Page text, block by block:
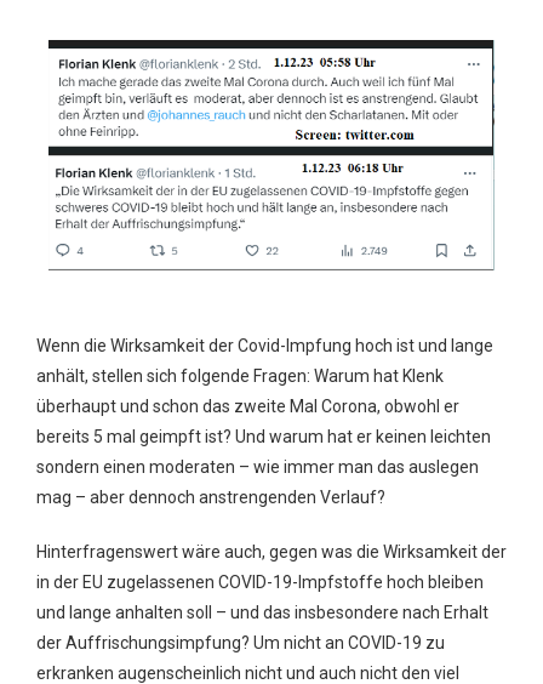
Wenn die Wirksamkeit der Covid-Impfung hoch ist und lange
anhält, stellen sich folgende Fragen: Warum hat Klenk
überhaupt und schon das zweite Mal Corona, obwohl er
bereits 5 mal geimpft ist? Und warum hat er keinen leichten
sondern einen moderaten – wie immer man das auslegen
mag – aber dennoch anstrengenden Verlauf?
Hinterfragenswert wäre auch, gegen was die Wirksamkeit der
in der EU zugelassenen COVID-19-Impfstoffe hoch bleiben
und lange anhalten soll – und das insbesondere nach Erhalt
der Auffrischungsimpfung? Um nicht an COVID-19 zu
erkranken augenscheinlich nicht und auch nicht den viel